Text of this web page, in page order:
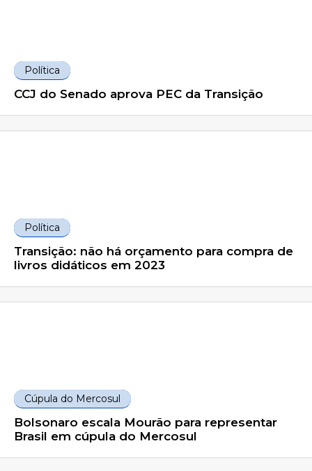
Política
CCJ do Senado aprova PEC da Transição
Política
Transição: não há orçamento para compra de
livros didáticos em 2023
Cúpula do Mercosul
Bolsonaro escala Mourão para representar
Brasil em cúpula do Mercosul